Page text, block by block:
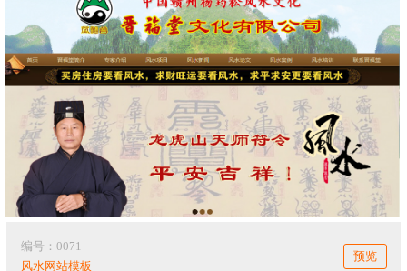
编号：0071
风水网站模板
预览